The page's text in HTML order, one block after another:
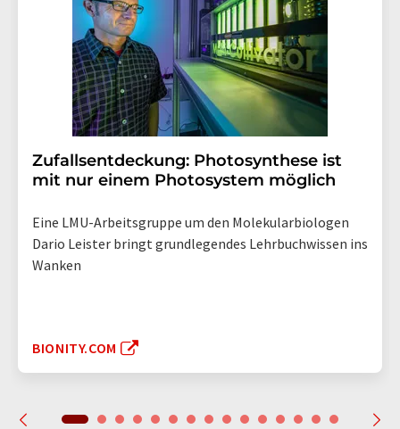
Zufallsentdeckung: Photosynthese ist
mit nur einem Photosystem möglich
Eine LMU-Arbeitsgruppe um den Molekularbiologen
Dario Leister bringt grundlegendes Lehrbuchwissen ins
Wanken
BIONITY.COM